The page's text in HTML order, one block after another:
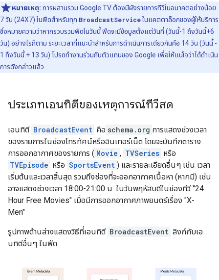
หมายเหตุ: การผสานรวม Google TV ต้องมีผังรายการทีวีในอนาคตอย่างน้อย
7 วัน (24X7) ในฟีดสำหรับทุก BroadcastServiceในแคตตาล็อกของผู้ให้บริการ
ซึ่งหมายความว่าหากรวบรวมฟีดในวันนี้ ฟีดจะมีข้อมูลตั้งแต่วันที่ (วันนี้-1 ถึงวันนี้+6
วัน) อย่างไรก็ตาม ระยะเวลาที่แนะนําสําหรับการดำเนินการเดียวกันคือ 14 วัน (วันนี้ -
1 ถึงวันนี้ + 13 วัน) โปรดทำงานร่วมกับตัวแทนของ Google เพื่อให้แน่ใจว่าได้ดำเนิน
การดังกล่าวแล้ว
ประเภทเอนทิตีของเหตุการณ์ทีวีสด
เอนทิตี BroadcastEvent คือ schema.org การแสดงช่วงเวลา
ของรายการในช่องโทรทัศน์หรืออินเทอร์เน็ต โดยจะบันทึกตาราง
การออกอากาศของรายการ ( Movie , TVSeries หรือ
TVEpisode หรือ SportsEvent ) และรายละเอียดอื่นๆ เช่น เวลา
เริ่มต้นและเวลาสิ้นสุด รวมถึงช่องที่จะออกอากาศเนื้อหา (หากมี) เช่น
อาจแสดงช่วงเวลา 18:00-21:00 น. ในวันพฤหัสบดีในช่องทีวี "24
Hour Free Movies" เมื่อมีการออกอากาศภาพยนตร์เรื่อง "X-
Men"
รูปภาพด้านล่างแสดงวิธีที่เอนทิตี BroadcastEvent ลิงก์กับเอ
นทิตีอื่นๆ ในฟีด